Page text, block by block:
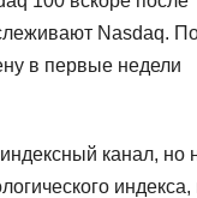
Nasdaq.
в первые недели
канал, но
индекса,